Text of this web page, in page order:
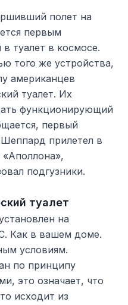
полет на
первым
туалет в космосе.
того же устройства,
американцев
туалет. Их
функционирующий
первый
прилетел в
подгузники.
туалет
на
Как в вашем доме.
условиям.
по принципу
это означает, что
исходит из